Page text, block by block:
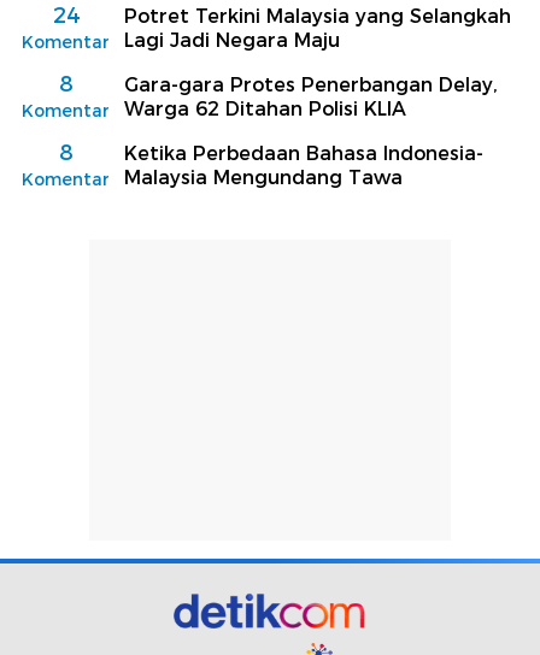
24
Komentar
Potret Terkini Malaysia yang Selangkah
Lagi Jadi Negara Maju
8
Komentar
Gara-gara Protes Penerbangan Delay,
Warga 62 Ditahan Polisi KLIA
8
Komentar
Ketika Perbedaan Bahasa Indonesia-
Malaysia Mengundang Tawa